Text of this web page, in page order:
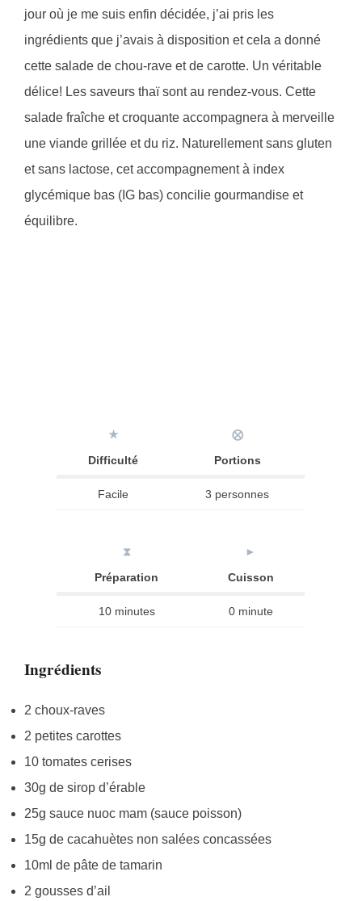
jour où je me suis enfin décidée, j’ai pris les
ingrédients que j’avais à disposition et cela a donné
cette salade de chou-rave et de carotte. Un véritable
délice! Les saveurs thaï sont au rendez-vous. Cette
salade fraîche et croquante accompagnera à merveille
une viande grillée et du riz. Naturellement sans gluten
et sans lactose, cet accompagnement à index
glycémique bas (IG bas) concilie gourmandise et
équilibre.
★
Difficulté
⨂
Portions
Facile 3 personnes
⧗
Préparation
►
Cuisson
10 minutes 0 minute
Ingrédients
2 choux-raves
2 petites carottes
10 tomates cerises
30g de sirop d’érable
25g sauce nuoc mam (sauce poisson)
15g de cacahuètes non salées concassées
10ml de pâte de tamarin
2 gousses d’ail